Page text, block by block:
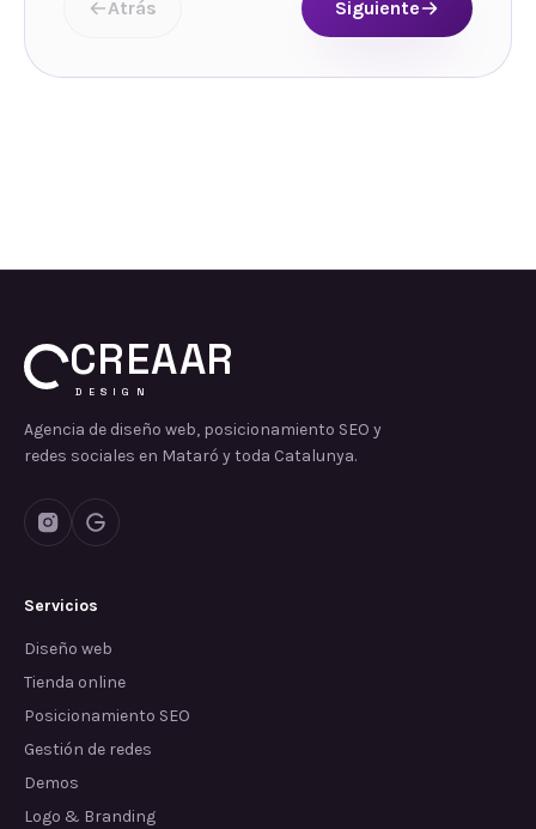
Atrás Siguiente
CREAAR
DESIGN
Agencia de diseño web, posicionamiento SEO y
redes sociales en Mataró y toda Catalunya.
Servicios
Diseño web
Tienda online
Posicionamiento SEO
Gestión de redes
Demos
Logo & Branding